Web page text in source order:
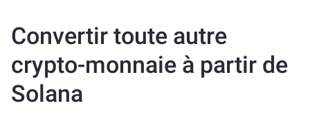
Convertir toute autre
crypto-monnaie à partir de
Solana